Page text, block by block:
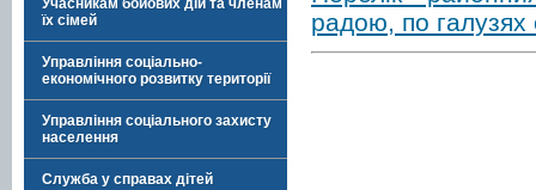
Учасникам бойових дій та членам
їх сімей
Управління соціально-
економічного розвитку території
Управління соціального захисту
населення
Служба у справах дітей
радою, по